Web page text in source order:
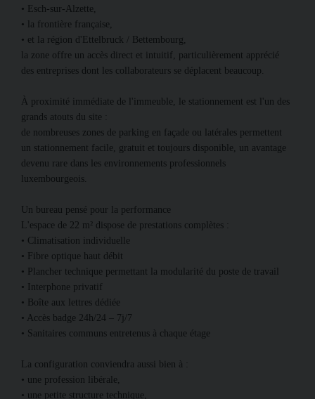
• Esch-sur-Alzette,
• la frontière française,
• et la région d'Ettelbruck / Bettembourg,
la zone offre un accès direct et intuitif, particulièrement apprécié
des entreprises dont les collaborateurs se déplacent beaucoup.
À proximité immédiate de l'immeuble, le stationnement est l'un des
grands atouts du site :
de nombreuses zones de parking en façade ou latérales permettent
un stationnement facile, gratuit et toujours disponible, un avantage
devenu rare dans les environnements professionnels
luxembourgeois.
Un bureau pensé pour la performance
L'espace de 22 m² dispose de prestations complètes :
• Climatisation individuelle
• Fibre optique haut débit
• Plancher technique permettant la modularité du poste de travail
• Interphone privatif
• Boîte aux lettres dédiée
• Accès badge 24h/24 – 7j/7
• Sanitaires communs entretenus à chaque étage
La configuration conviendra aussi bien à :
• une profession libérale,
• une petite structure technique,